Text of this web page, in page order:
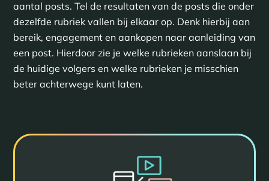
aantal posts. Tel de resultaten van de posts die onder
dezelfde rubriek vallen bij elkaar op. Denk hierbij aan
bereik, engagement en aankopen naar aanleiding van
een post. Hierdoor zie je welke rubrieken aanslaan bij
de huidige volgers en welke rubrieken je misschien
beter achterwege kunt laten.